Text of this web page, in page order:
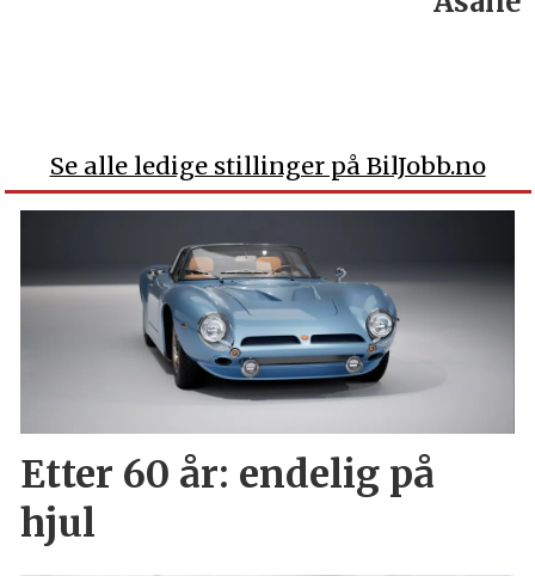
Se alle ledige stillinger på BilJobb.no
Etter 60 år: endelig på
hjul